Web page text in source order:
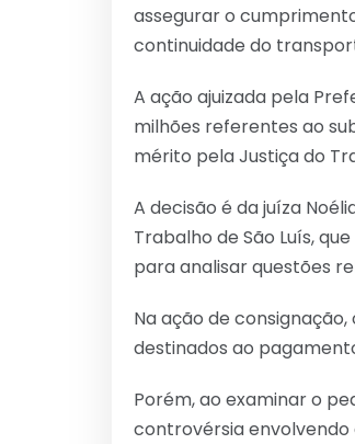
assegurar o
continuidade do
A ação ajuizada pela
milhões referentes ao
mérito pela Justiça do
A decisão é da juíza
Trabalho de São Luís,
para analisar questões
Na ação de
destinados ao
Porém, ao examinar o
controvérsia envolvendo